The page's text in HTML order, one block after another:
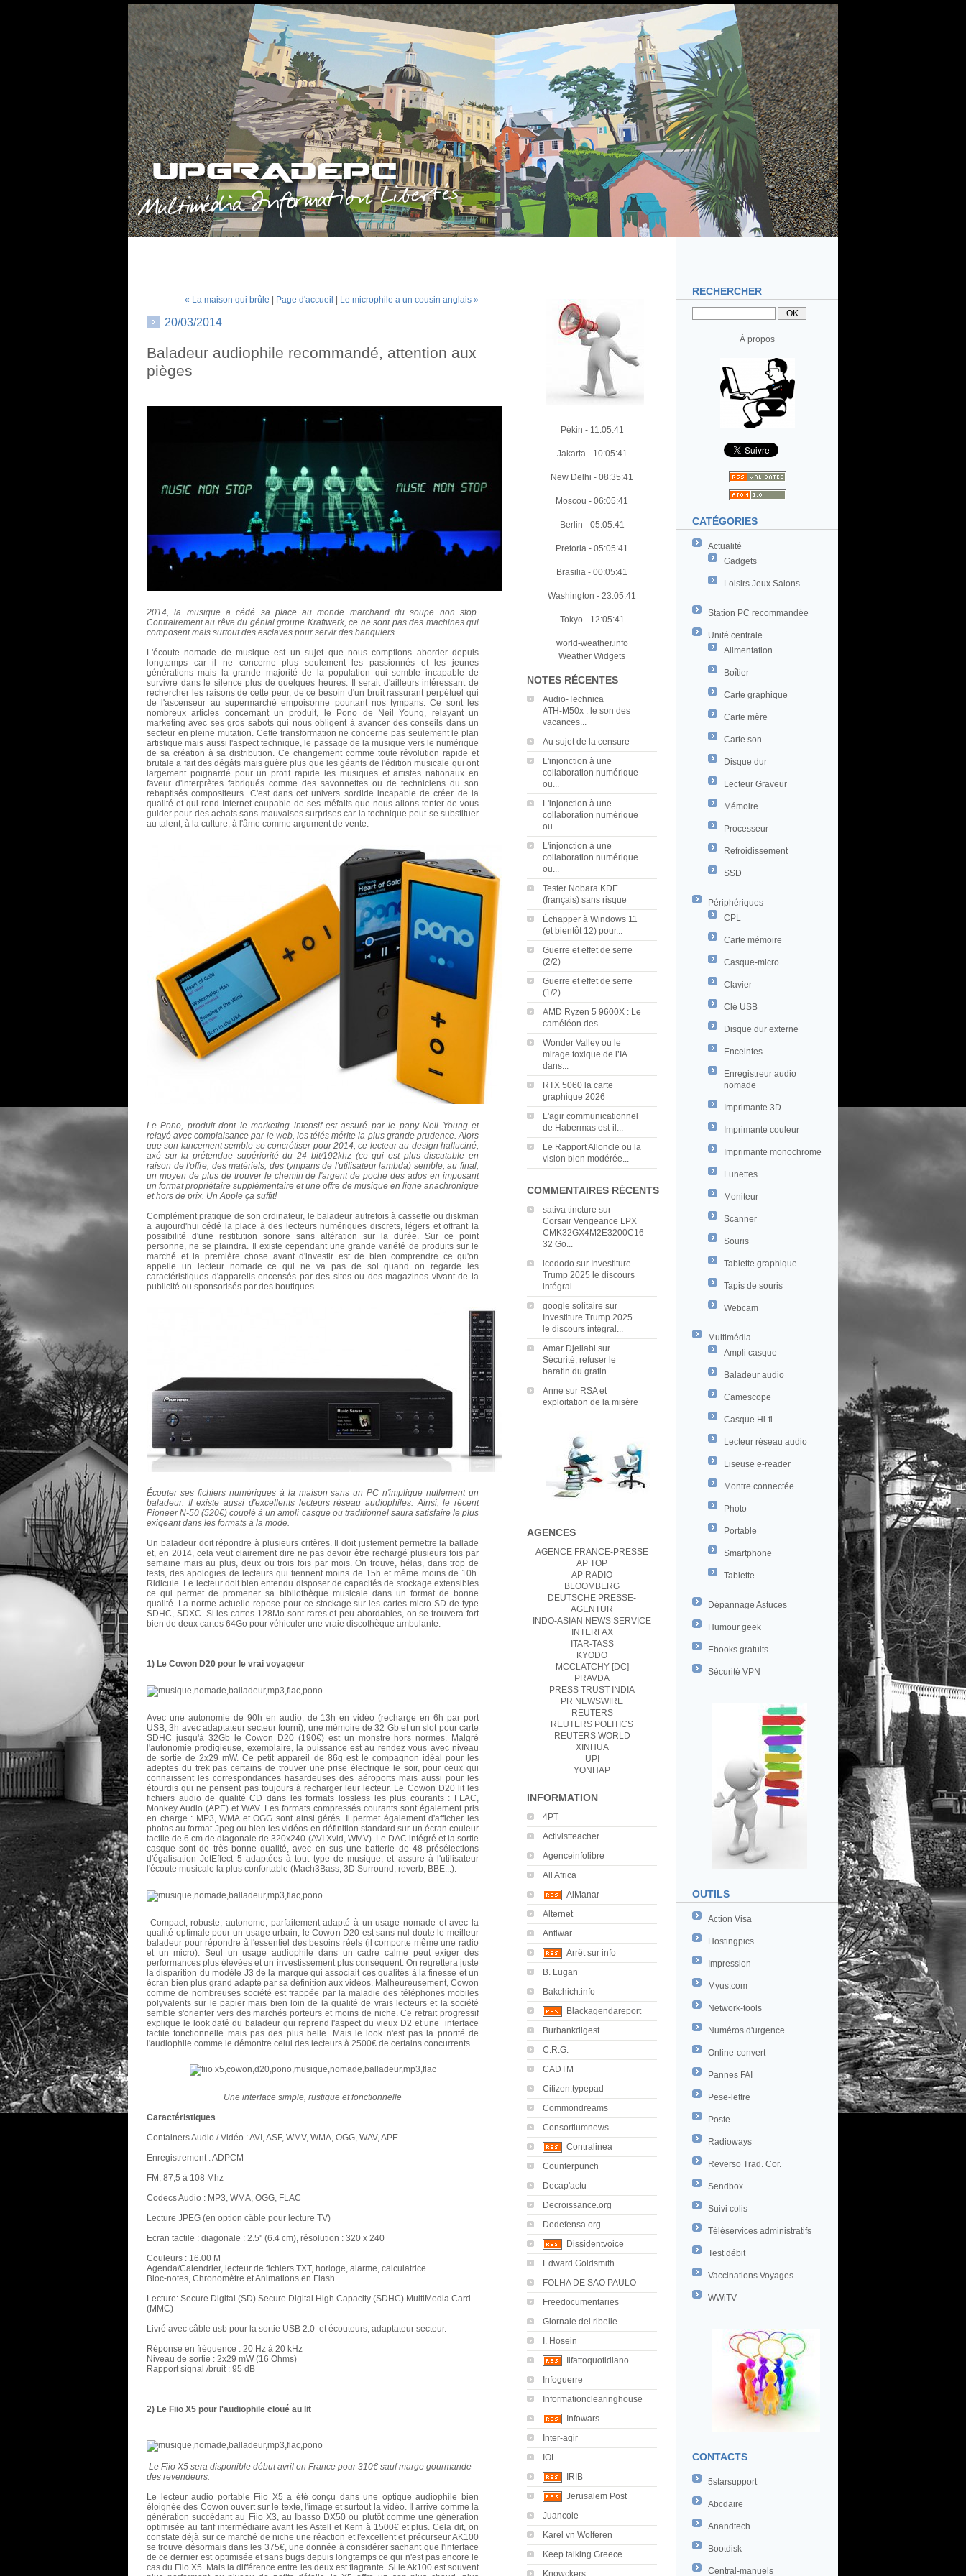
RECHERCHER
À propos
CATÉGORIES
Actualité
Gadgets
Loisirs Jeux Salons
Station PC recommandée
Unité centrale
Alimentation
Boîtier
Carte graphique
Carte mère
Carte son
Disque dur
Lecteur Graveur
Mémoire
Processeur
Refroidissement
SSD
Périphériques
CPL
Carte mémoire
Casque-micro
Clavier
Clé USB
Disque dur externe
Enceintes
Enregistreur audio
nomade
Imprimante 3D
Imprimante couleur
Imprimante monochrome
Lunettes
Moniteur
Scanner
Souris
Tablette graphique
Tapis de souris
Webcam
Multimédia
Ampli casque
Baladeur audio
Camescope
Casque Hi-fi
Lecteur réseau audio
Liseuse e-reader
Montre connectée
Photo
Portable
Smartphone
Tablette
Dépannage Astuces
Humour geek
Ebooks gratuits
Sécurité VPN
OUTILS
Action Visa
Hostingpics
Impression
Myus.com
Network-tools
Numéros d'urgence
Online-convert
Pannes FAI
Pese-lettre
Poste
Radioways
Reverso Trad. Cor.
Sendbox
Suivi colis
Téléservices administratifs
Test débit
Vaccinations Voyages
WWiTV
CONTACTS
5starsupport
Abcdaire
Anandtech
Bootdisk
Central-manuels
Pékin - 11:05:42
Jakarta- 10:05:42
New Delhi - 08:35:42
Moscou - 06:05:42
Berlin - 05:05:42
Pretoria - 05:05:42
Brasilia - 00:05:42
Washington - 23:05:42
Tokyo - 12:05:42
world-weather.info
Weather Widgets
NOTES RÉCENTES
Audio‑Technica
ATH‑M50x : le son des
vacances...
Au sujet de la censure
L'injonction à une
collaboration numérique
ou...
L'injonction à une
collaboration numérique
ou...
L'injonction à une
collaboration numérique
ou...
Tester Nobara KDE
(français) sans risque
Échapper à Windows 11
(et bientôt 12) pour...
Guerre et effet de serre
(2/2)
Guerre et effet de serre
(1/2)
AMD Ryzen 5 9600X : Le
caméléon des...
Wonder Valley ou le
mirage toxique de l’IA
dans...
RTX 5060 la carte
graphique 2026
L'agir communicationnel
de Habermas est-il...
Le Rapport Alloncle ou la
vision bien modérée...
COMMENTAIRES RÉCENTS
sativa tincture sur
Corsair Vengeance LPX
CMK32GX4M2E3200C16
32 Go...
icedodo sur Investiture
Trump 2025 le discours
intégral...
google solitaire sur
Investiture Trump 2025
le discours intégral...
Amar Djellabi sur
Sécurité, refuser le
baratin du gratin
Anne sur RSA et
exploitation de la misère
AGENCES
AGENCE FRANCE-PRESSE
AP TOP
AP RADIO
BLOOMBERG
DEUTSCHE PRESSE-
AGENTUR
INDO-ASIAN NEWS SERVICE
INTERFAX
ITAR-TASS
KYODO
MCCLATCHY [DC]
PRAVDA
PRESS TRUST INDIA
PR NEWSWIRE
REUTERS
REUTERS POLITICS
REUTERS WORLD
XINHUA
UPI
YONHAP
INFORMATION
4PT
Activistteacher
Agenceinfolibre
All Africa
AlManar
Alternet
Antiwar
Arrêt sur info
B. Lugan
Bakchich.info
Blackagendareport
Burbankdigest
C.R.G.
CADTM
Citizen.typepad
Commondreams
Consortiumnews
Contralinea
Counterpunch
Decap'actu
Decroissance.org
Dedefensa.org
Dissidentvoice
Edward Goldsmith
FOLHA DE SAO PAULO
Freedocumentaries
Giornale del ribelle
I. Hosein
Ilfattoquotidiano
Infoguerre
Informationclearinghouse
Infowars
Inter-agir
IOL
IRIB
Jerusalem Post
Juancole
Karel vn Wolferen
Keep talking Greece
Knowckers
« La maison qui brûle Page d'accueil Le microphile a un cousin anglais »
20/03/2014
Baladeur audiophile recommandé, attention aux
pièges
2014, la musique a cédé sa place au monde marchand du soupe non stop.
Contrairement au rêve du génial groupe Kraftwerk, ce ne sont pas des machines qui
composent mais surtout des esclaves pour servir des banquiers.
L'écoute nomade de musique est un sujet que nous comptions aborder depuis
longtemps car il ne concerne plus seulement les passionnés et les jeunes
générations mais la grande majorité de la population qui semble incapable de
survivre dans le silence plus de quelques heures. Il serait d'ailleurs intéressant de
rechercher les raisons de cette peur, de ce besoin d'un bruit rassurant perpétuel qui
de l'ascenseur au supermarché empoisonne pourtant nos tympans. Ce sont les
nombreux articles concernant un produit, le Pono de Neil Young, relayant un
marketing avec ses gros sabots qui nous obligent à avancer des conseils dans un
secteur en pleine mutation. Cette transformation ne concerne pas seulement le plan
artistique mais aussi l'aspect technique, le passage de la musique vers le numérique
de sa création à sa distribution. Ce changement comme toute révolution rapide et
brutale a fait des dégâts mais guère plus que les géants de l'édition musicale qui ont
largement poignardé pour un profit rapide les musiques et artistes nationaux en
faveur d'interprètes fabriqués comme des savonnettes ou de techniciens du son
rebaptisés compositeurs. C'est dans cet univers sordide incapable de créer de la
qualité et qui rend Internet coupable de ses méfaits que nous allons tenter de vous
guider pour des achats sans mauvaises surprises car la technique peut se substituer
au talent, à la culture, à l'âme comme argument de vente.
Le Pono, produit dont le marketing intensif est assuré par le papy Neil Young et
relayé avec complaisance par le web, les télés mérite la plus grande prudence. Alors
que son lancement semble se concrétiser pour 2014, ce lecteur au design halluciné,
axé sur la prétendue supériorité du 24 bit/192khz (ce qui est plus discutable en
raison de l'offre, des matériels, des tympans de l'utilisateur lambda) semble, au final,
un moyen de plus de trouver le chemin de l'argent de poche des ados en imposant
un format propriétaire supplémentaire et une offre de musique en ligne anachronique
et hors de prix. Un Apple ça suffit!
Complément pratique de son ordinateur, le baladeur autrefois à cassette ou diskman
a aujourd'hui cédé la place à des lecteurs numériques discrets, légers et offrant la
possibilité d'une restitution sonore sans altération sur la durée. Sur ce point
personne, ne se plaindra. Il existe cependant une grande variété de produits sur le
marché et la première chose avant d'investir est de bien comprendre ce qu'on
appelle un lecteur nomade ce qui ne va pas de soi quand on regarde les
caractéristiques d'appareils encensés par des sites ou des magazines vivant de la
publicité ou sponsorisés par des boutiques.
Écouter ses fichiers numériques à la maison sans un PC n'implique nullement un
baladeur. Il existe aussi d'excellents lecteurs réseau audiophiles. Ainsi, le récent
Pioneer N-50 (520€) couplé à un ampli casque ou traditionnel saura satisfaire le plus
exigeant dans les formats à la mode.
Un baladeur doit répondre à plusieurs critères. Il doit justement permettre la ballade
et, en 2014, cela veut clairement dire ne pas devoir être rechargé plusieurs fois par
semaine mais au plus, deux ou trois fois par mois. On trouve, hélas, dans trop de
tests, des apologies de lecteurs qui tiennent moins de 15h et même moins de 10h.
Ridicule. Le lecteur doit bien entendu disposer de capacités de stockage extensibles
ce qui permet de promener sa bibliothèque musicale dans un format de bonne
qualité. La norme actuelle repose pour ce stockage sur les cartes micro SD de type
SDHC, SDXC. Si les cartes 128Mo sont rares et peu abordables, on se trouvera fort
bien de deux cartes 64Go pour véhiculer une vraie discothèque ambulante.
1) Le Cowon D20 pour le vrai voyageur
Avec une autonomie de 90h en audio, de 13h en vidéo (recharge en 6h par port
USB, 3h avec adaptateur secteur fourni), une mémoire de 32 Gb et un slot pour carte
SDHC jusqu'à 32Gb le Cowon D20 (190€) est un monstre hors normes. Malgré
l'autonomie prodigieuse, exemplaire, la puissance est au rendez vous avec niveau
de sortie de 2x29 mW. Ce petit appareil de 86g est le compagnon idéal pour les
adeptes du trek pas certains de trouver une prise électrique le soir, pour ceux qui
connaissent les correspondances hasardeuses des aéroports mais aussi pour les
étourdis qui ne pensent pas toujours à recharger leur lecteur. Le Cowon D20 lit les
fichiers audio de qualité CD dans les formats lossless les plus courants : FLAC,
Monkey Audio (APE) et WAV. Les formats compressés courants sont également pris
en charge : MP3, WMA et OGG sont ainsi gérés. Il permet également d'afficher les
photos au format Jpeg ou bien les vidéos en définition standard sur un écran couleur
tactile de 6 cm de diagonale de 320x240 (AVI Xvid, WMV). Le DAC intégré et la sortie
casque sont de très bonne qualité, avec en sus une batterie de 48 présélections
d'égalisation JetEffect 5 adaptées à tout type de musique, et assure à l'utilisateur
l'écoute musicale la plus confortable (Mach3Bass, 3D Surround, reverb, BBE...).
Compact, robuste, autonome, parfaitement adapté à un usage nomade et avec la
qualité optimale pour un usage urbain, le Cowon D20 est sans nul doute le meilleur
baladeur pour répondre à l'essentiel des besoins réels (il comporte même une radio
et un micro). Seul un usage audiophile dans un cadre calme peut exiger des
performances plus élevées et un investissement plus conséquent. On regrettera juste
la disparition du modèle J3 de la marque qui associait ces qualités à la finesse et un
écran bien plus grand adapté par sa définition aux vidéos. Malheureusement, Cowon
comme de nombreuses société est frappée par la maladie des téléphones mobiles
polyvalents sur le papier mais bien loin de la qualité de vrais lecteurs et la société
semble s'orienter vers des marchés porteurs et moins de niche. Ce retrait progressif
explique le look daté du baladeur qui reprend l'aspect du vieux D2 et une interface
tactile fonctionnelle mais pas des plus belle. Mais le look n'est pas la priorité de
l'audiophile comme le démontre celui des lecteurs à 2500€ de certains concurrents.
Une interface simple, rustique et fonctionnelle
Caractéristiques
Containers Audio / Vidéo : AVI, ASF, WMV, WMA, OGG, WAV, APE
Enregistrement : ADPCM
FM, 87,5 à 108 Mhz
Codecs Audio : MP3, WMA, OGG, FLAC
Lecture JPEG (en option câble pour lecture TV)
Ecran tactile : diagonale : 2.5'' (6.4 cm), résolution : 320 x 240
Couleurs : 16.00 M
Agenda/Calendrier, lecteur de fichiers TXT, horloge, alarme, calculatrice
Bloc-notes, Chronomètre et Animations en Flash
Lecture: Secure Digital (SD) Secure Digital High Capacity (SDHC) MultiMedia Card
(MMC)
Livré avec câble usb pour la sortie USB 2.0 et écouteurs, adaptateur secteur.
Réponse en fréquence : 20 Hz à 20 kHz
Niveau de sortie : 2x29 mW (16 Ohms)
Rapport signal /bruit : 95 dB
2) Le Fiio X5 pour l'audiophile cloué au lit
Le Fiio X5 sera disponible début avril en France pour 310€ sauf marge gourmande
des revendeurs.
Le lecteur audio portable Fiio X5 a été conçu dans une optique audiophile bien
éloignée des Cowon ouvert sur le texte, l'image et surtout la vidéo. Il arrive comme la
génération succédant au Fiio X3, au Ibasso DX50 ou plutôt comme une génération
optimisée au tarif intermédiaire avant lesAstell et Kern à 1500€ et plus. Cela dit, on
constate déjà sur ce marché de niche une réaction et l'excellent et précurseur AK100
se trouve désormais dans les 375€, une donnée à considérer sachant que l'interface
de ce dernier est optimisée et sans bugs depuis longtemps ce qui n'est pas encore le
cas du Fiio X5. Mais la différence entre les deux est flagrante. Si le Ak100 est souvent